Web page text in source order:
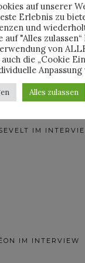
LEMOINE AKA
IM
IM
IM INTERVIEW
auf unserer
Erlebnis zu
und
auf "Alles
von
die „Cookie
Alles zulassen